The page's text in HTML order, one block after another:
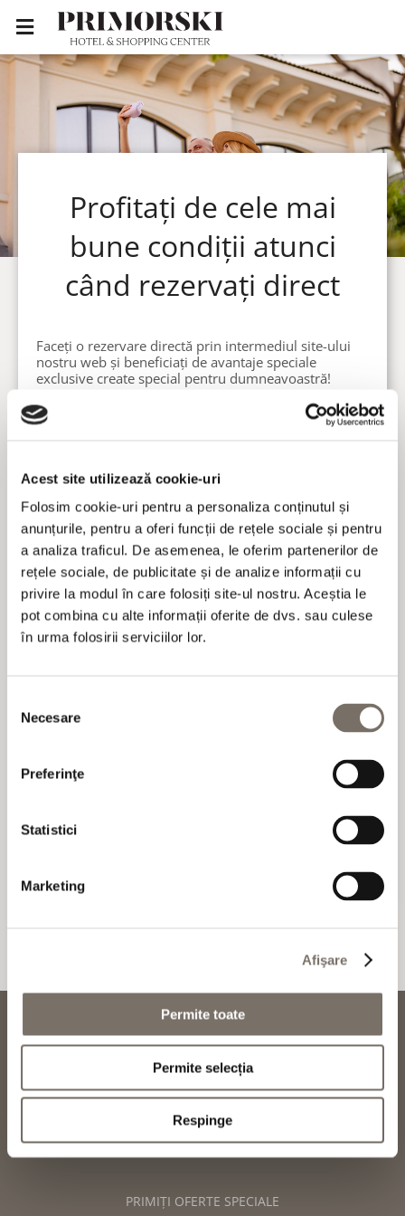
Acest site utilizează cookie-uri
Folosim cookie-uri pentru a personaliza conținutul și
anunțurile, pentru a oferi funcții de rețele sociale și pentru
a analiza traficul. De asemenea, le oferim partenerilor de
rețele sociale, de publicitate și de analize informații cu
privire la modul în care folosiți site-ul nostru. Aceștia le
pot combina cu alte informații oferite de dvs. sau culese
în urma folosirii serviciilor lor.
consimțământului
Necesare
Preferinţe
Statistici
Marketing
Afişare
Permite toate
Permite selecția
Respinge
Profitați de cele mai
bune condiții atunci
când rezervați direct
Faceți o rezervare directă prin intermediul site-ului
nostru web și beneficiați de avantaje speciale
exclusive create special pentru dumneavoastră!
Avantajele rezervării directe:
10% reducere la restaurantele
Monty
RestaurantșiLENA Pavilion
10% reducere la restauranteleKampai,The
Grill, Salvia șiCactus Beach Bar & Bites
15% reducere la toate serviciile oferite de
centrele SPA:AQUAHOUSE Thermal & Beach,
Health Spring SPAși
centre
aruncătură de băț de mare.
reservations@hotelprimorski.com
PRIMIȚI OFERTE SPECIALE